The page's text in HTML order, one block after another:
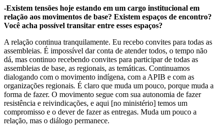
-Existem tensões hoje estando em um cargo institucional em
relação aos movimentos de base? Existem espaços de encontro?
Você acha possível transitar entre esses espaços?
A relação continua tranquilamente. Eu recebo convites para todas as
assembleias. É impossível dar conta de atender todos, o tempo não
dá, mas continuo recebendo convites para participar de todas as
assembleias de base, as regionais, as temáticas. Continuamos
dialogando com o movimento indígena, com a APIB e com as
organizações regionais. É claro que muda um pouco, porque muda a
forma de fazer. O movimento segue com sua autonomia de fazer
resistência e reivindicações, e aqui [no ministério] temos um
compromisso e o dever de fazer as entregas. Muda um pouco a
relação, mas o diálogo permanece.